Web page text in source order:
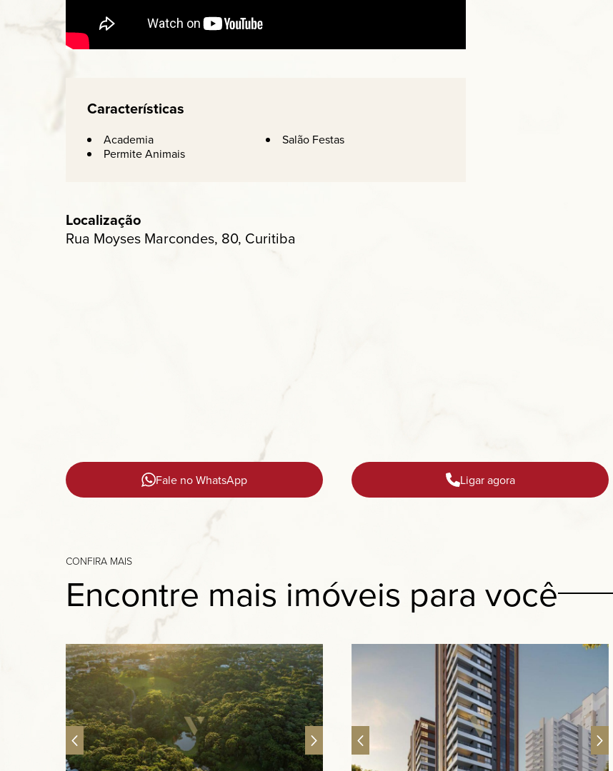
Características
Academia
Salão Festas
Permite Animais
Localização
Rua Moyses Marcondes, 80, Curitiba
Fale no WhatsApp Ligar agora
CONFIRA MAIS
Encontre mais imóveis para você